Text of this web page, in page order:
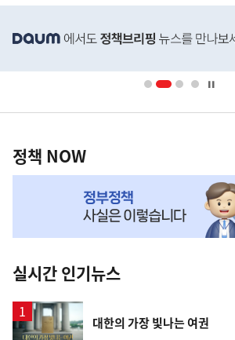
단
영
책
NOW,
뉴
스
정책 NOW
실시간 인기뉴스
영
상
대한의 가장 빛나는 여권